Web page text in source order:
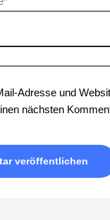
Adresse und
nächsten